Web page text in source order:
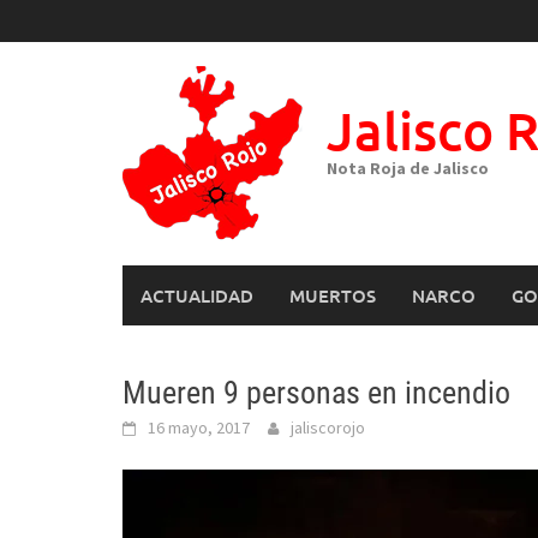
to
Jalisco
Nota Roja de Jalisco
ACTUALIDAD MUERTOS NARCO
Mueren 9 personas en incendio
16 mayo, 2017 jaliscorojo